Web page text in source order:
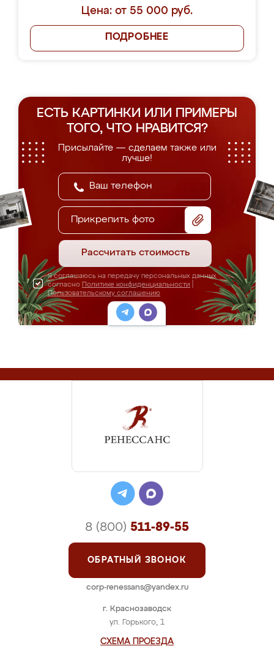
Цена: от 55 000 руб.
ПОДРОБНЕЕ
ЕСТЬ КАРТИНКИ ИЛИ ПРИМЕРЫ
ТОГО, ЧТО НРАВИТСЯ?
Присылайте — сделаем также или
лучше!
Прикрепить фото
Рассчитать стоимость
Я соглашаюсь на передачу персональных данных
согласно Политике конфиденциальности
Пользовательскому соглашению
г. Краснозаводск
ул. Горького, 1
СХЕМА ПРОЕЗДА
8 (800) 511-89-55
ОБРАТНЫЙ ЗВОНОК
corp-renessans@yandex.ru